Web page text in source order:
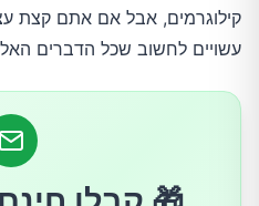
4.לכו המון
קילוגרמים, אבל אם אתם קצת
עשויים לחשוב שכל הדברים